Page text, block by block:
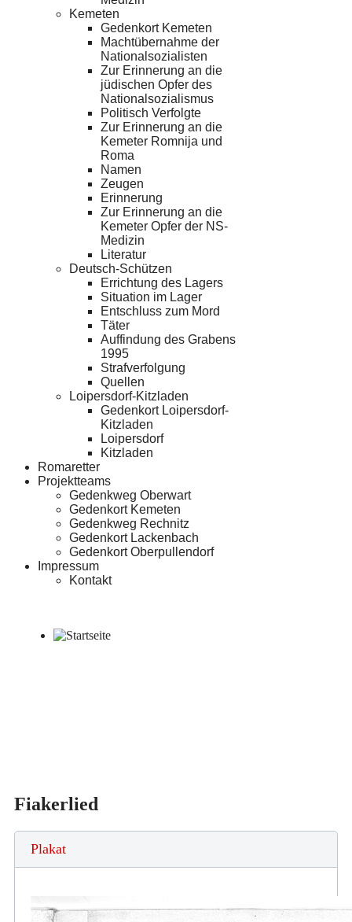
Kemeten
Gedenkort Kemeten
Machtübernahme der
Nationalsozialisten
Zur Erinnerung an die
jüdischen Opfer des
Nationalsozialismus
Politisch Verfolgte
Zur Erinnerung an die
Kemeter Romnija und
Roma
Namen
Zeugen
Erinnerung
Zur Erinnerung an die
Kemeter Opfer der NS-
Medizin
Literatur
Deutsch-Schützen
Errichtung des Lagers
Situation im Lager
Entschluss zum Mord
Täter
Auffindung des Grabens
1995
Strafverfolgung
Quellen
Loipersdorf-Kitzladen
Gedenkort Loipersdorf-
Kitzladen
Loipersdorf
Kitzladen
Romaretter
Projektteams
Gedenkweg Oberwart
Gedenkort Kemeten
Gedenkweg Rechnitz
Gedenkort Lackenbach
Gedenkort Oberpullendorf
Impressum
Kontakt
Fiakerlied
Plakat